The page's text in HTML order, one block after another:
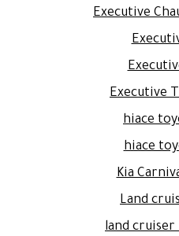
Executive
Executive
hiace
hiace
Kia
Land
land